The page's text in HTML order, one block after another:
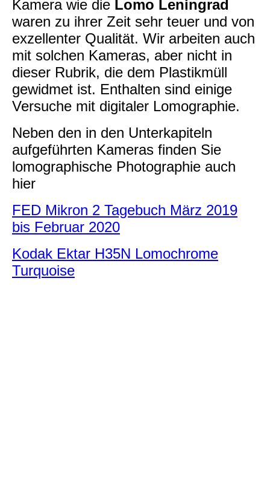
Kamera wie die Lomo Leningrad
waren zu ihrer Zeit sehr teuer und von
exzellenter Qualität. Wir arbeiten auch
mit solchen Kameras, aber nicht in
dieser Rubrik, die dem Plastikmüll
gewidmet ist. Enthalten sind einige
Versuche mit digitaler Lomographie.
Neben den in den Unterkapiteln
aufgeführten Kameras finden Sie
lomographische Photographie auch
hier
FED Mikron 2 Tagebuch März 2019
bis Februar 2020
Kodak Ektar H35N Lomochrome
Turquoise